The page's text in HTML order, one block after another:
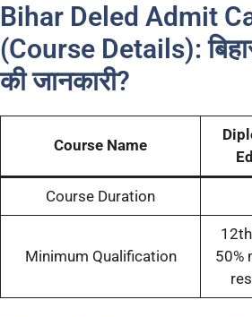
Bihar Deled Admit
(Course Details):
की जानकारी?
Course Name
Course Duration
Minimum Qualification
50%